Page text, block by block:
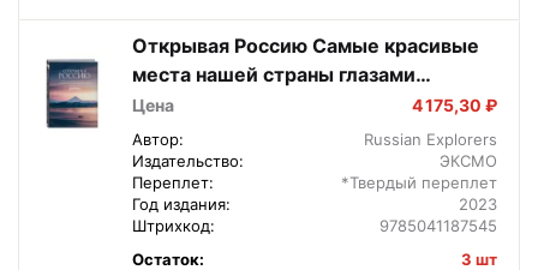
Открывая Россию Самые красивые
места нашей страны глазами
фотографов путешественников Rus
Exр Подар
Цена 4 175,30 ₽
Автор:
Russian Explorers
Издательство:
ЭКСМО
Переплет:
*Твердый переплет
Год издания:
2023
Штрихкод:
9785041187545
Остаток:
3 шт